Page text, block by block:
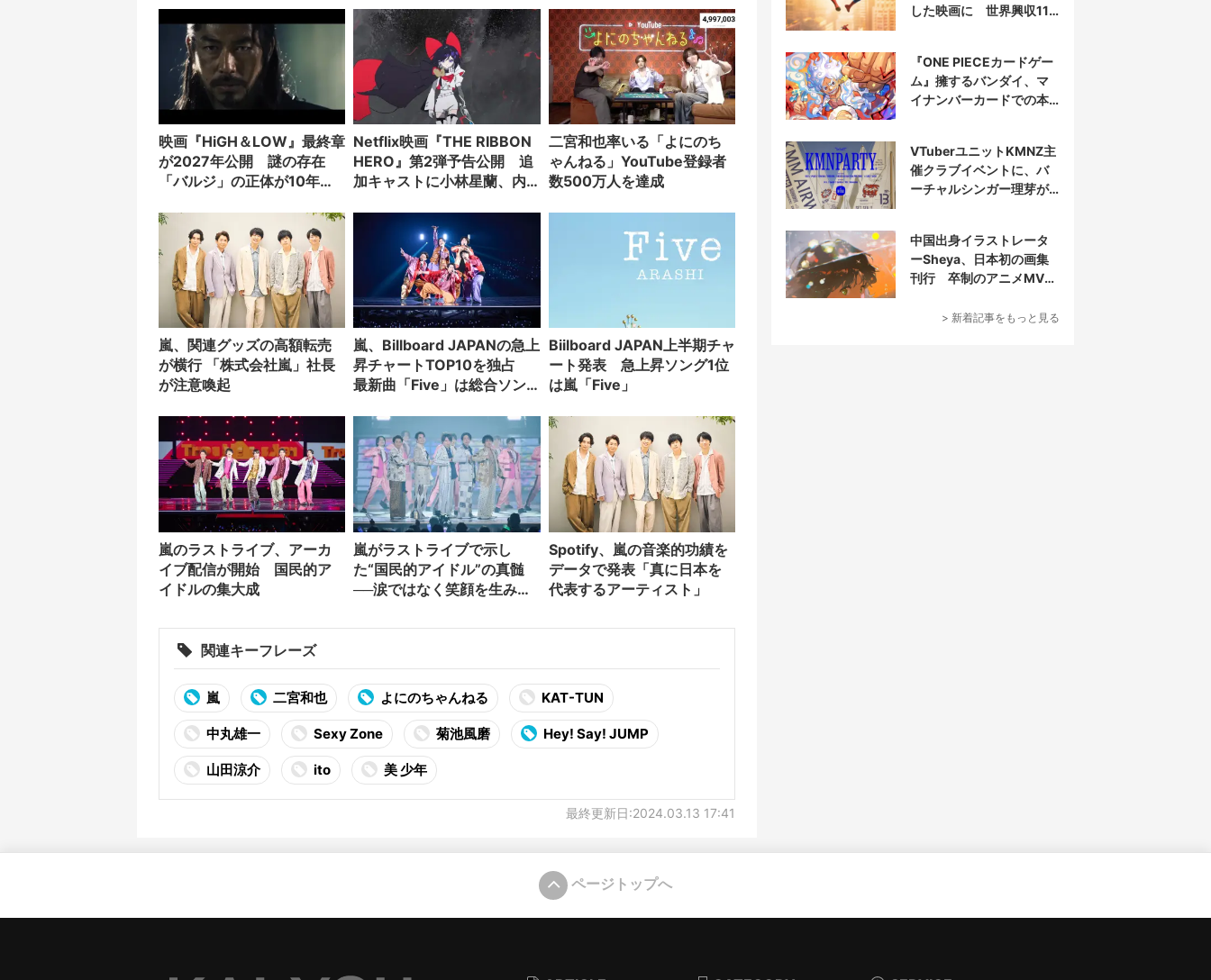
映画『HiGH＆LOW』最終章
が2027年公開 謎の存在
「バルジ」の正体が10年越
Netflix映画『THE RIBBON
HERO』第2弾予告公開 追
加キャストに小林星蘭、内
二宮和也率いる「よにのち
ゃんねる」YouTube登録者
数500万人を達成
嵐、関連グッズの高額転売
が横行 「株式会社嵐」社長
が注意喚起
嵐、Billboard JAPANの急上
昇チャートTOP10を独占
最新曲「Five」は総合ソン
Biilboard JAPAN上半期チャ
ート発表 急上昇ソング1位
は嵐「Five」
嵐のラストライブ、アーカ
イブ配信が開始 国民的ア
イドルの集大成
嵐がラストライブで示し
た“国民的アイドル”の真髄
──涙ではなく笑顔を生み出
Spotify、嵐の音楽的功績を
データで発表「真に日本を
代表するアーティスト」
関連キーフレーズ
嵐 二宮和也 よにのちゃんねる KAT-TUN
中丸雄一 Sexy Zone 菊池風磨 Hey! Say! JUMP
山田涼介 ito 美 少年
最終更新日:2024.03.13 17:41
した映画に 世界興収11
『ONE PIECEカードゲー
ム』擁するバンダイ、マ
イナンバーカードでの本
VTuberユニットKMNZ主
催クラブイベントに、バ
ーチャルシンガー理芽が
中国出身イラストレータ
ーSheya、日本初の画集
刊行 卒制のアニメMVが
> 新着記事をもっと見る
ページトップへ